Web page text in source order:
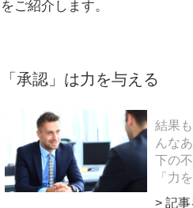
をご紹介します。
「承認」は力を与える
結果
んな
下の
「力
> 記